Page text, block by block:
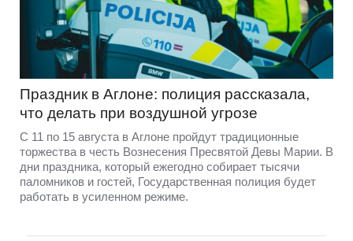
Праздник в Аглоне: полиция рассказала,
что делать при воздушной угрозе
С 11 по 15 августа в Аглоне пройдут традиционные
торжества в честь Вознесения Пресвятой Девы Марии. В
дни праздника, который ежегодно собирает тысячи
паломников и гостей, Государственная полиция будет
работать в усиленном режиме.